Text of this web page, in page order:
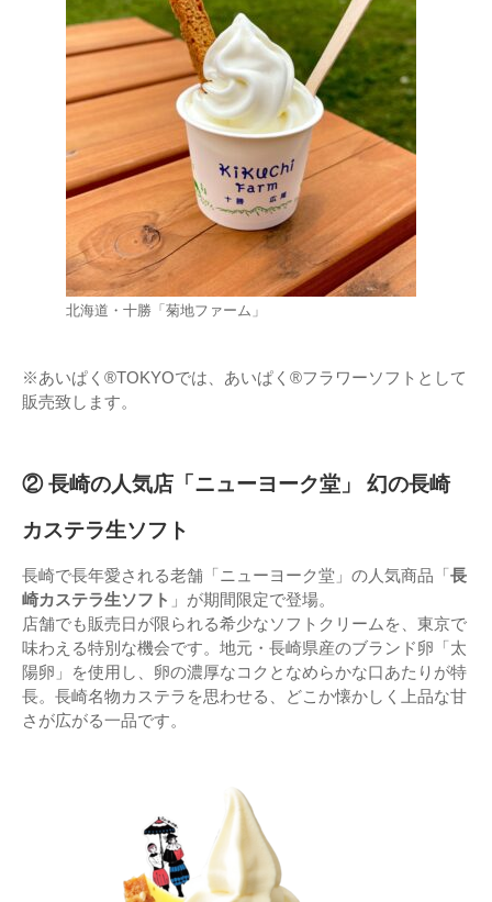
北海道・十勝「菊地ファーム」
※あいぱく®TOKYOでは、あいぱく®フラワーソフトとして
販売致します。
② 長崎の人気店「ニューヨーク堂」 幻の長崎
カステラ生ソフト
長崎で長年愛される老舗「ニューヨーク堂」の人気商品「長
崎カステラ生ソフト 」が期間限定で登場。
店舗でも販売日が限られる希少なソフトクリームを、東京で
味わえる特別な機会です。地元・長崎県産のブランド卵「太
陽卵」を使用し、卵の濃厚なコクとなめらかな口あたりが特
長。長崎名物カステラを思わせる、どこか懐かしく上品な甘
さが広がる一品です。